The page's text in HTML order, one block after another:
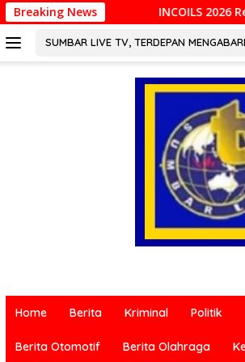
Breaking News
INCOILS 2026 Resmi Digelar di Padang,
SUMBAR LIVE TV, TERDEPAN
terkini
berbagai
Home Berita Kriminal Politik
Berita Otomotif Berita Olahraga